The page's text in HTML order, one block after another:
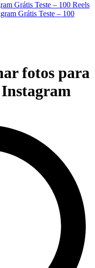
Grátis Teste – 100 Reels
Grátis Teste – 100
fotos para
Instagram